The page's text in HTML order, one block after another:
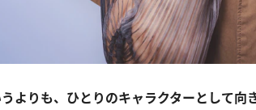
りも、ひとりのキャラクターとして向